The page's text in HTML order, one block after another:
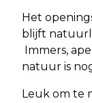
Het
blijft
Immers,
natuur is
Leuk om te